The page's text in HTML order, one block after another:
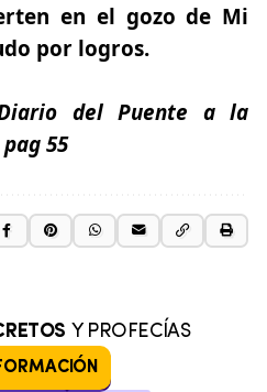
en el gozo de Mi
por logros.
del Puente a la
pag 55
Y PROFECÍAS